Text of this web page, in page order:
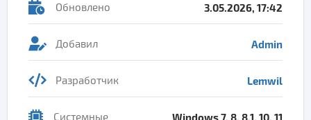
Обновлено 3.05.2026, 17:42
Добавил Admin
Разработчик Lemwil
Системные
Windows 7, 8, 8.1, 10, 11